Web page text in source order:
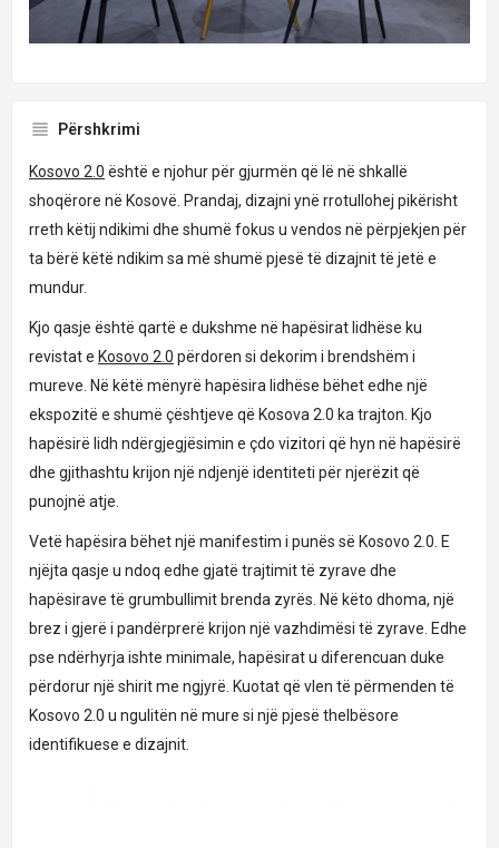
Përshkrimi
Kosovo 2.0 është e njohur për gjurmën që lë në shkallë
shoqërore në Kosovë. Prandaj, dizajni ynë rrotullohej pikërisht
rreth këtij ndikimi dhe shumë fokus u vendos në përpjekjen për
ta bërë këtë ndikim sa më shumë pjesë të dizajnit të jetë e
mundur.
Kjo qasje është qartë e dukshme në hapësirat lidhëse ku
revistat e Kosovo 2.0 përdoren si dekorim i brendshëm i
mureve. Në këtë mënyrë hapësira lidhëse bëhet edhe një
ekspozitë e shumë çështjeve që Kosova 2.0 ka trajton. Kjo
hapësirë ​​lidh ndërgjegjësimin e çdo vizitori që hyn në hapësirë ​​
dhe gjithashtu krijon një ndjenjë identiteti për njerëzit që
punojnë atje.
Vetë hapësira bëhet një manifestim i punës së Kosovo 2.0. E
njëjta qasje u ndoq edhe gjatë trajtimit të zyrave dhe
hapësirave të grumbullimit brenda zyrës. Në këto dhoma, një
brez i gjerë i pandërprerë krijon një vazhdimësi të zyrave. Edhe
pse ndërhyrja ishte minimale, hapësirat u diferencuan duke
përdorur një shirit me ngjyrë. Kuotat që vlen të përmenden të
Kosovo 2.0 u ngulitën në mure si një pjesë thelbësore
identifikuese e dizajnit.